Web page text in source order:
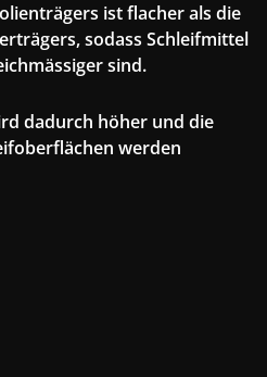
ist flacher als die
sodass Schleifmittel
sind.
dadurch höher und die
werden